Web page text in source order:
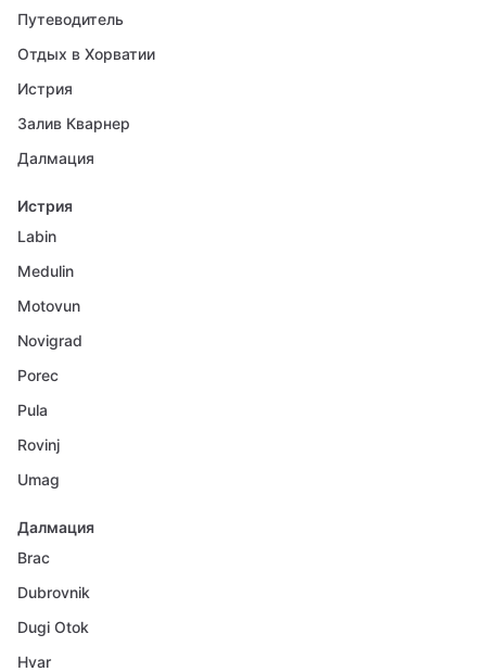
Путеводитель
Отдых в Хорватии
Истрия
Залив Кварнер
Далмация
Истрия
Labin
Medulin
Motovun
Novigrad
Porec
Pula
Rovinj
Umag
Далмация
Brac
Dubrovnik
Dugi Otok
Hvar